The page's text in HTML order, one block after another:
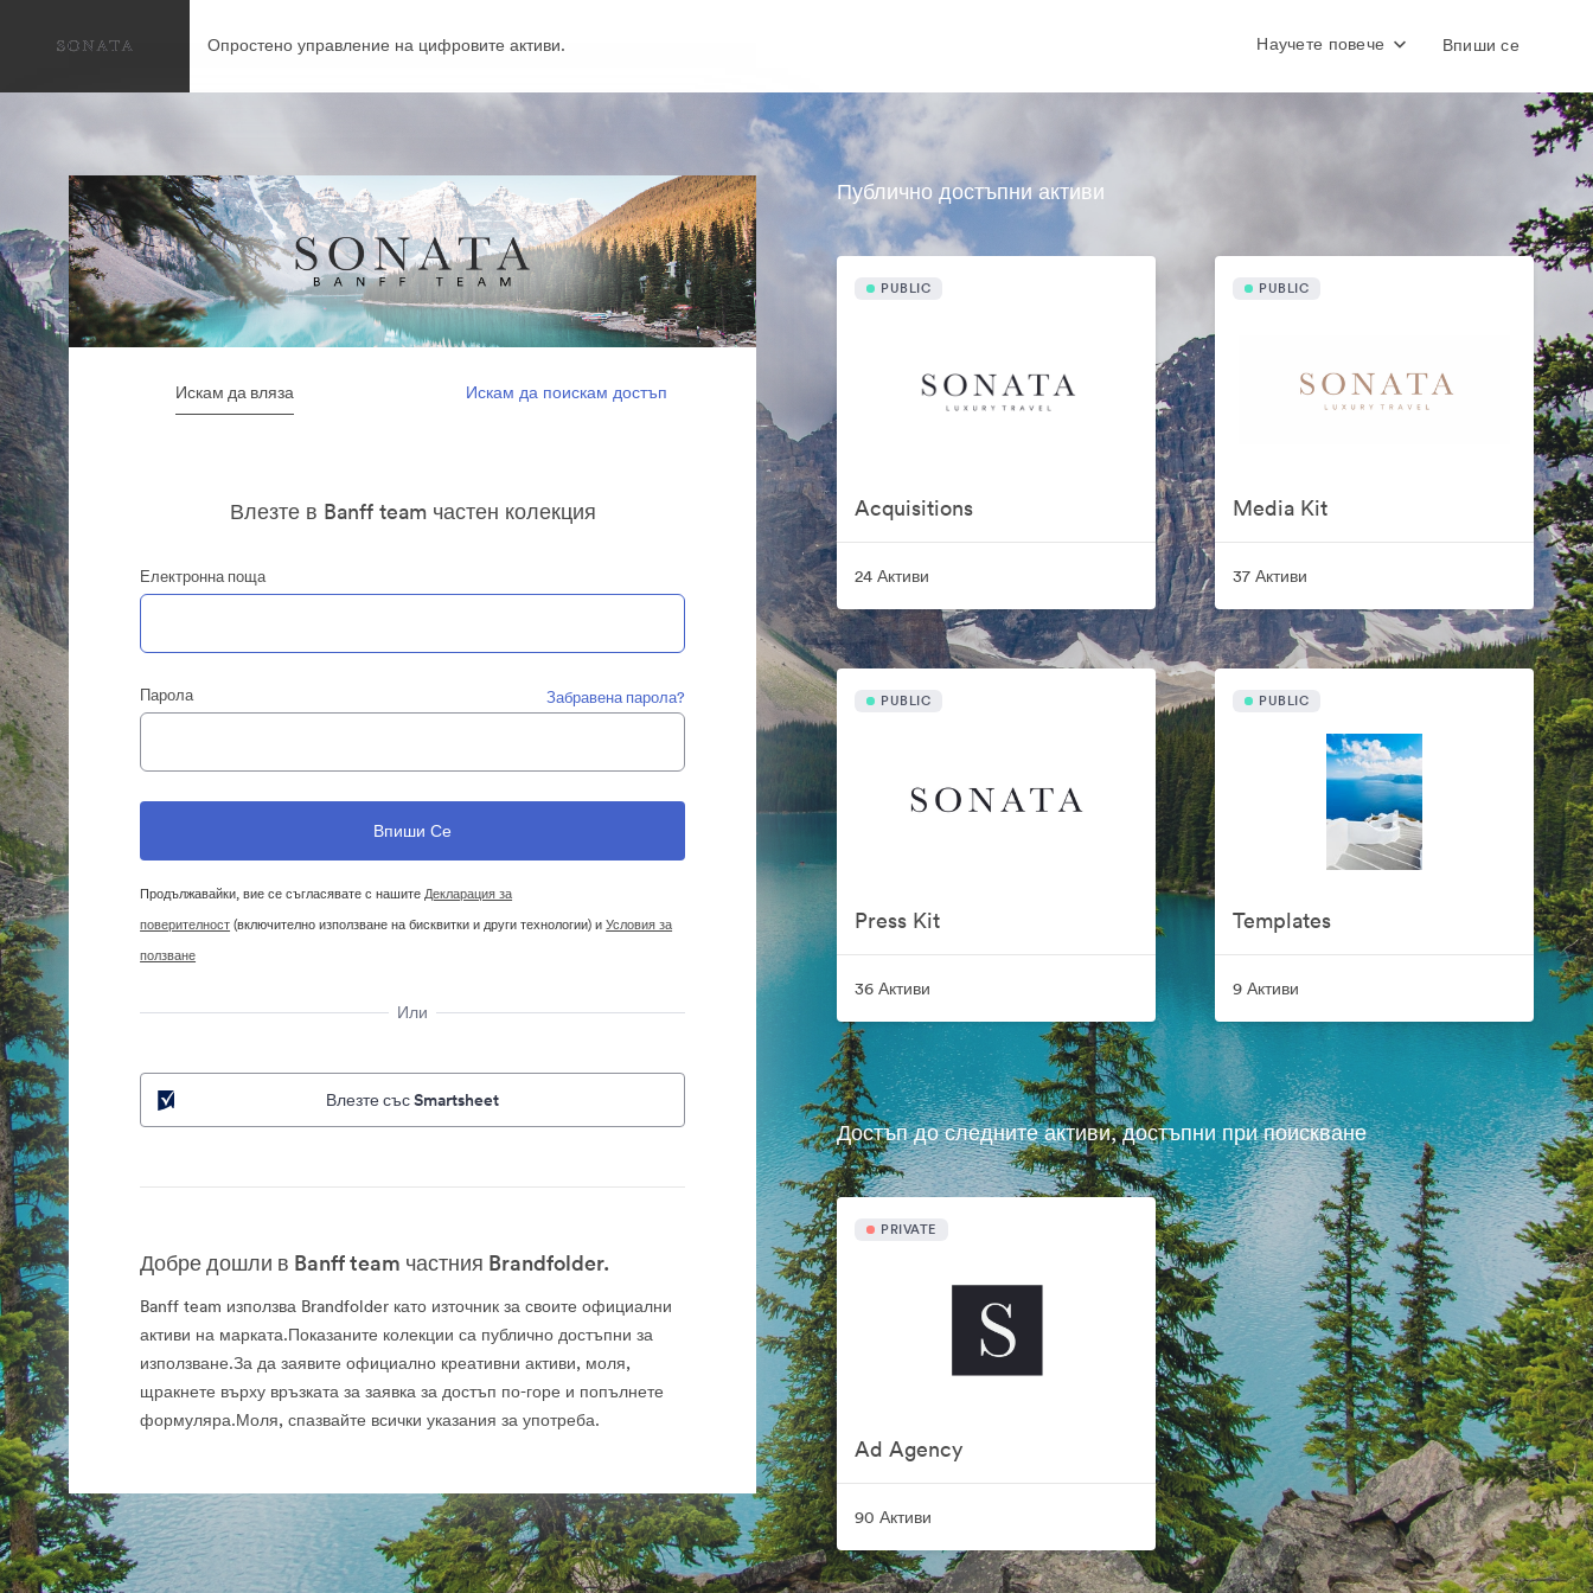
Опростено управление на цифровите активи. Научете повече Впиши се
Искам да вляза Искам да поискам достъп
Влезте в Banff team частен колекция
Електронна поща
Парола Забравена парола?
Продължавайки, вие се съгласявате с нашитеДекларация за
поверителност(включително използване на бисквитки и други технологии) иУсловия за
ползване
Или
Влезте със Smartsheet
Добре дошли в Banff team частния Brandfolder.
Banff team използва Brandfolder като източник за своите официални
активи на марката.Показаните колекции са публично достъпни за
използване.За да заявите официално креативни активи, моля,
щракнете върху връзката за заявка за достъп по-горе и попълнете
формуляра.Моля, спазвайте всички указания за употреба.
Публично достъпни активи
PUBLIC
Acquisitions
24 Активи
PUBLIC
Media Kit
37 Активи
PUBLIC
Press Kit
36 Активи
PUBLIC
Templates
9 Активи
Достъп до следните активи, достъпни при поискване
PRIVATE
Ad Agency
90 Активи